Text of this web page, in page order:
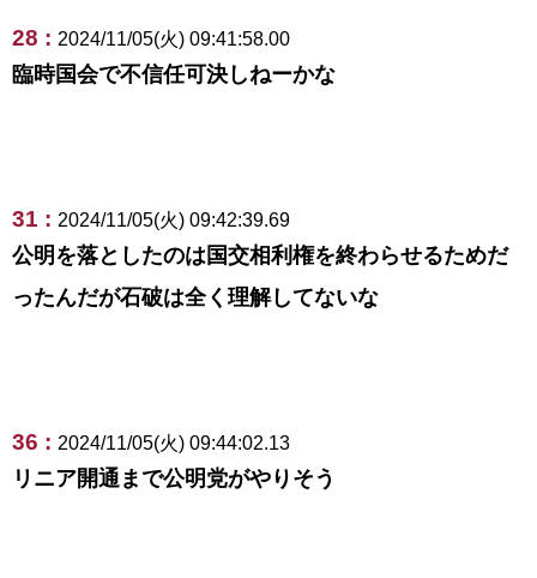
28 : 2024/11/05(火) 09:41:58.00
臨時国会で不信任可決しねーかな
31 : 2024/11/05(火) 09:42:39.69
公明を落としたのは国交相利権を終わらせるためだ
ったんだが石破は全く理解してないな
36 : 2024/11/05(火) 09:44:02.13
リニア開通まで公明党がやりそう